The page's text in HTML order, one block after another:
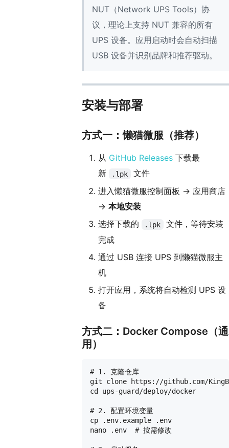
NUT（Network UPS Tools）协
议，理论上支持 NUT 兼容的所有
UPS 设备。应用启动时会自动扫描
USB 设备并识别品牌和推荐驱动。
安装与部署
方式一：懒猫微服（推荐）
从 GitHub Releases 下载最
新
.lpk
文件
进入懒猫微服控制面板 → 应用商店
→ 本地安装
选择下载的
.lpk
文件，等待安装
完成
通过 USB 连接 UPS 到懒猫微服主
机
打开应用，系统将自动检测 UPS 设
备
方式二：Docker Compose（通
用）
# 1. 克隆仓库
git clone https://github.com/
cd ups-guard/deploy/docker
# 2. 配置环境变量
cp .env.example .env
nano .env  # 按需修改